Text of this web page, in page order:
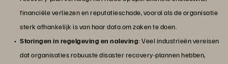
financiële verliezen en reputatieschade, vooral als de organisatie
sterk afhankelijk is van haar data om zaken te doen.
Storingen in regelgeving en naleving: Veel industrieën vereisen
dat organisaties robuuste disaster recovery-plannen hebben,